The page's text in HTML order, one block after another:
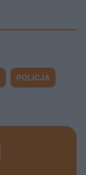
POLICJA